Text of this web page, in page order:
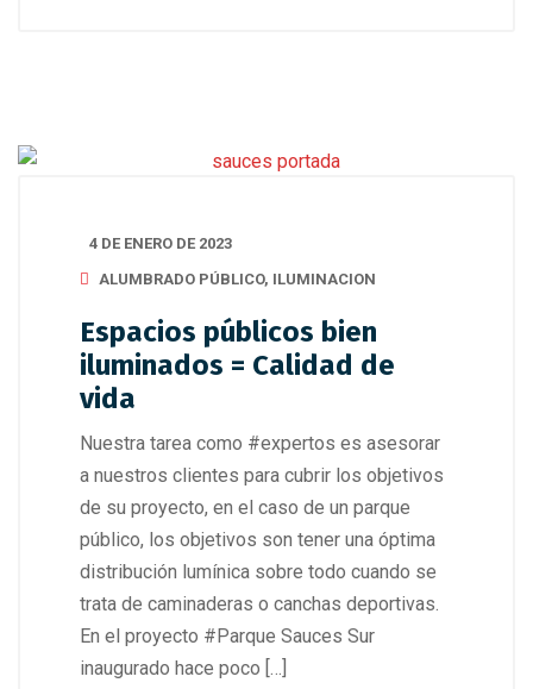
4 DE ENERO DE 2023
ALUMBRADO PÚBLICO, ILUMINACION
Espacios públicos bien
iluminados = Calidad de
vida
Nuestra tarea como #expertos es asesorar
a nuestros clientes para cubrir los objetivos
de su proyecto, en el caso de un parque
público, los objetivos son tener una óptima
distribución lumínica sobre todo cuando se
trata de caminaderas o canchas deportivas.
En el proyecto #Parque Sauces Sur
inaugurado hace poco […]